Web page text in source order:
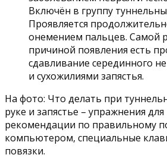
Включён в группу
Проявляется
онемением пальцев. Самой
причиной появления есть
сдавливание серединного
и сухожилиями запястья.
На фото: Что делать при
руке и запястье – упражнения
рекомендации по правильному
компьютером, специальные
повязки.